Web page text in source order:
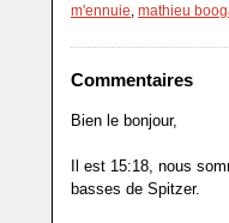
m'ennuie mathieu
Commentaires
Bien le bonjour,
Il est 15:18, nous
basses de Spitzer.